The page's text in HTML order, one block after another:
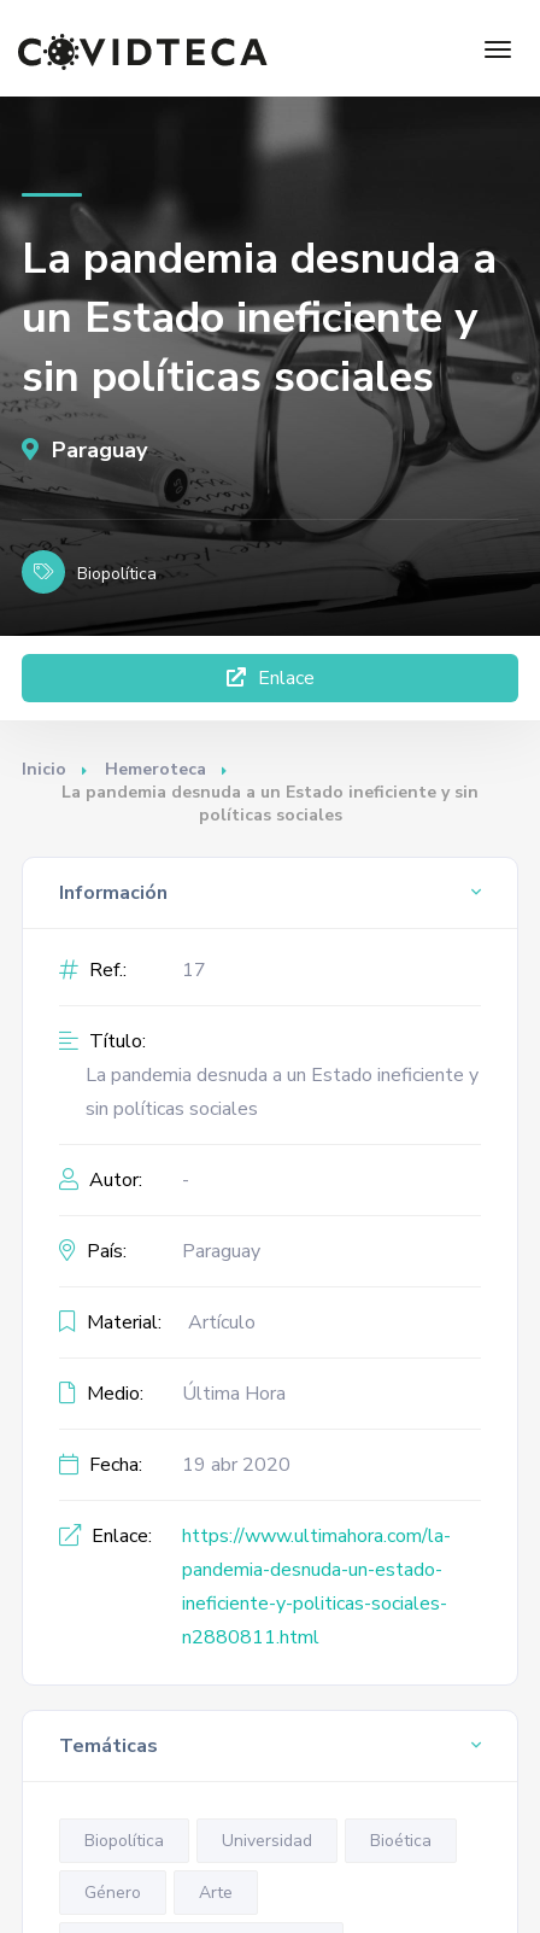
La pandemia desnuda a
un Estado ineficiente y
sin políticas sociales
Paraguay
Biopolítica
Enlace
Inicio
Hemeroteca
La pandemia desnuda a un Estado ineficiente y sin
políticas sociales
Información
Ref.: 17
Título:
La pandemia desnuda a un Estado ineficiente y
sin políticas sociales
Autor: -
País: Paraguay
Material: Artículo
Medio: Última Hora
Fecha: 19 abr 2020
Enlace:
https://www.ultimahora.com/la-
pandemia-desnuda-un-estado-
ineficiente-y-politicas-sociales-
n2880811.html
Temáticas
Biopolítica Universidad Bioética
Género Arte